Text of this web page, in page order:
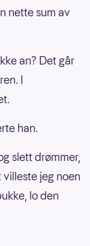
nette sum av
an? Det går
I
han.
slett drømmer,
jeg noen
lo den